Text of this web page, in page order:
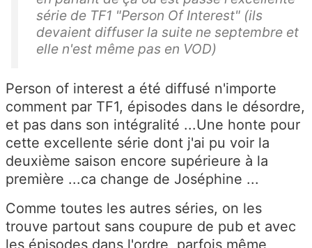
série de TF1 "Person Of Interest" (ils
devaient diffuser la suite ne septembre et
elle n'est même pas en VOD)
Person of interest a été diffusé n'importe
comment par TF1, épisodes dans le désordre,
et pas dans son intégralité ...Une honte pour
cette excellente série dont j'ai pu voir la
deuxième saison encore supérieure à la
première ...ca change de Joséphine ...
Comme toutes les autres séries, on les
trouve partout sans coupure de pub et avec